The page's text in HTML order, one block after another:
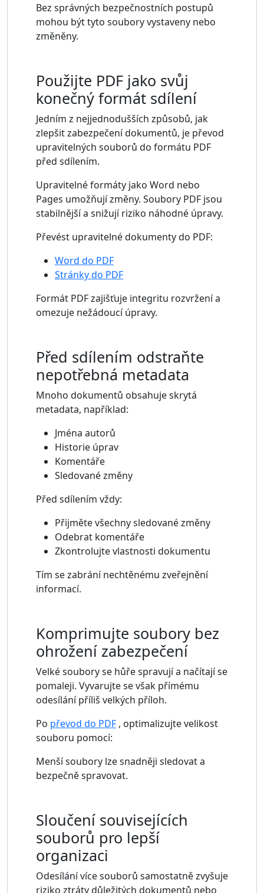
Bez správných bezpečnostních postupů
mohou být tyto soubory vystaveny nebo
změněny.
Použijte PDF jako svůj
konečný formát sdílení
Jedním z nejjednodušších způsobů, jak
zlepšit zabezpečení dokumentů, je převod
upravitelných souborů do formátu PDF
před sdílením.
Upravitelné formáty jako Word nebo
Pages umožňují změny. Soubory PDF jsou
stabilnější a snižují riziko náhodné úpravy.
Převést upravitelné dokumenty do PDF:
Word do PDF
Stránky do PDF
Formát PDF zajišťuje integritu rozvržení a
omezuje nežádoucí úpravy.
Před sdílením odstraňte
nepotřebná metadata
Mnoho dokumentů obsahuje skrytá
metadata, například:
Jména autorů
Historie úprav
Komentáře
Sledované změny
Před sdílením vždy:
Přijměte všechny sledované změny
Odebrat komentáře
Zkontrolujte vlastnosti dokumentu
Tím se zabrání nechtěnému zveřejnění
informací.
Komprimujte soubory bez
ohrožení zabezpečení
Velké soubory se hůře spravují a načítají se
pomaleji. Vyvarujte se však přímému
odesílání příliš velkých příloh.
Po převod do PDF , optimalizujte velikost
souboru pomocí:
Menší soubory lze snadněji sledovat a
bezpečně spravovat.
Sloučení souvisejících
souborů pro lepší
organizaci
Odesílání více souborů samostatně zvyšuje
riziko ztráty důležitých dokumentů nebo